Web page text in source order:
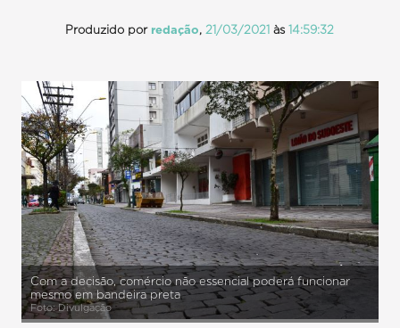
Produzido por redação, 21/03/2021 às14:59:32
Com a decisão, comércio não essencial poderá funcionar
mesmo em bandeira preta
Foto: Divulgação